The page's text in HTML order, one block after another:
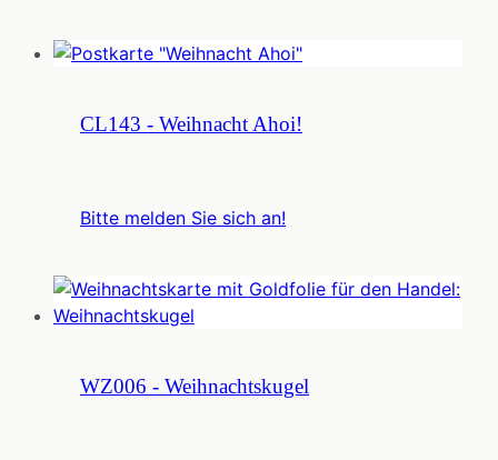
CL143 - Weihnacht Ahoi!
Bitte melden Sie sich an!
WZ006 - Weihnachtskugel